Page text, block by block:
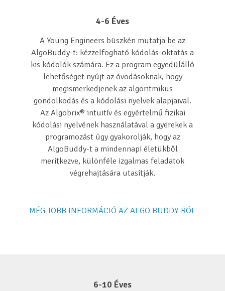
4-6 Éves
A Young Engineers büszkén mutatja be az
AlgoBuddy-t: kézzelfogható kódolás-oktatás a
kis kódolók számára. Ez a program egyedülálló
lehetőséget nyújt az óvodásoknak, hogy
megismerkedjenek az algoritmikus
gondolkodás és a kódolási nyelvek alapjaival.
Az Algobrix® intuitív és egyértelmű fizikai
kódolási nyelvének használatával a gyerekek a
programozást úgy gyakorolják, hogy az
AlgoBuddy-t a mindennapi életükből
merítkezve, különféle izgalmas feladatok
végrehajtására utasítják.
MÉG TÖBB INFORMÁCIÓ AZ ALGO BUDDY-RÓL
6-10 Éves